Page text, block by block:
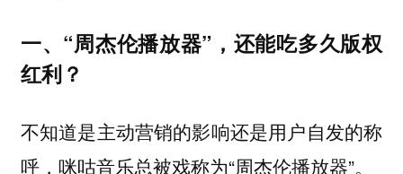
一、“周杰伦播放器”，还能吃多久版权
红利？
不知道是主动营销的影响还是用户自发的称
呼，咪咕音乐总被戏称为“周杰伦播放器”。